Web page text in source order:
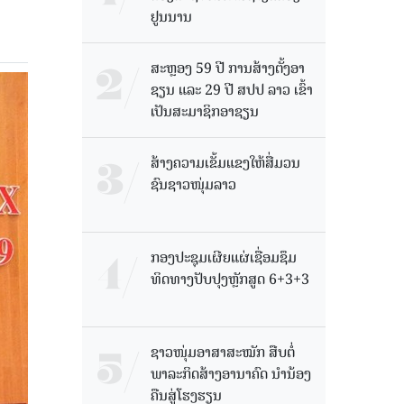
ຢູນນານ
ສະຫຼອງ 59 ປີ ການສ້າງຕັ້ງອາ
ຊຽນ ແລະ 29 ປີ ສປປ ລາວ ເຂົ້າ
ເປັນສະມາຊິກອາຊຽນ
ສ້າງຄວາມເຂັ້ມແຂງໃຫ້ສື່ມວນ
ຊົນຊາວໜຸ່ມລາວ
ກອງປະຊຸມເຜີຍແຜ່ເຊື່ອມຊຶມ
ທິດທາງປັບປຸງຫຼັກສູດ 6+3+3
ຊາວໜຸ່ມອາສາສະໝັກ ສືບຕໍ່
ພາລະກິດສ້າງອານາຄົດ ນໍານ້ອງ
ຄືນສູ່ໂຮງຮຽນ